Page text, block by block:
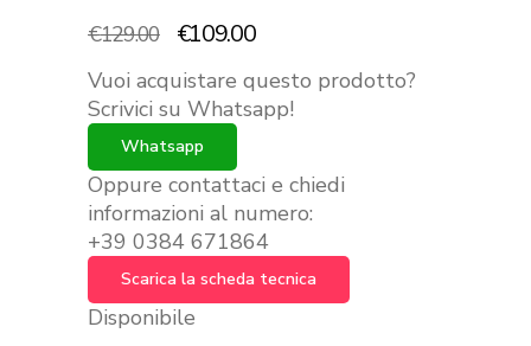
€129.00
Il
originale
era:
€129.00.
€109.00Il
attuale
è:
Vuoi acquistare questo prodotto?
Scrivici su Whatsapp!
Whatsapp
Oppure contattaci e chiedi
informazioni al numero:
+39 0384 671864
Scarica la scheda tecnica
Disponibile